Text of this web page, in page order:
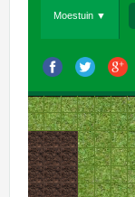
Moestuin ▼